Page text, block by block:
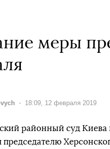
меры
Дата:
18:09, 12 февраля 2019
районный суд Киева
председателю